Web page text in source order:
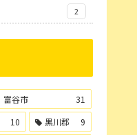
2
富谷市
31
10 黒川郡
9